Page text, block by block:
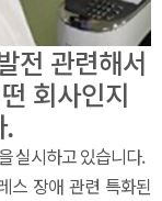
전 관련해서
회사인지
.
실시하고 있습니다.
스 장애 관련 특화된